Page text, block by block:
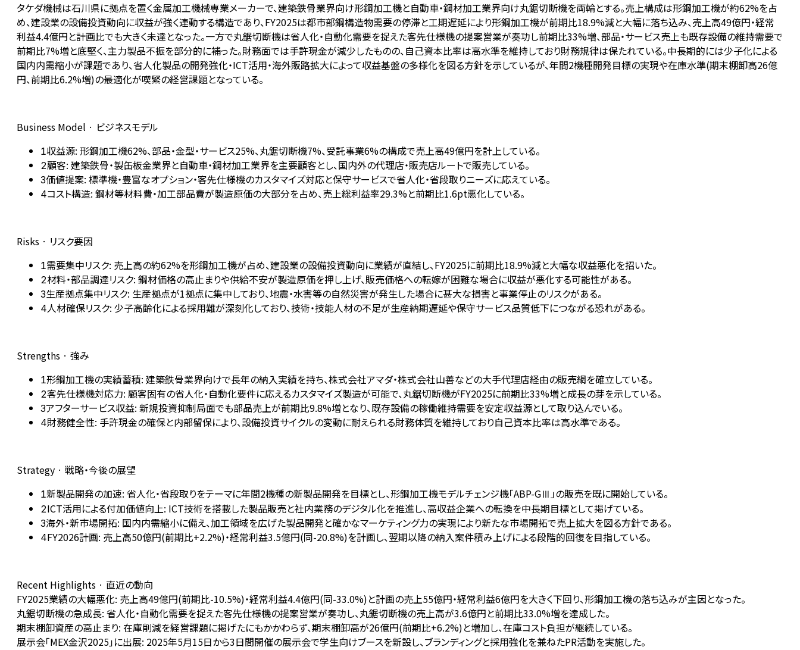
タケダ機械は石川県に拠点を置く金属加工機械専業メーカーで、建築鉄骨業界向け形鋼加工機と自動車・鋼材加工業界向け丸鋸切断機を両輪とする。売上構成は形鋼加工機が約62%を占
め、建設業の設備投資動向に収益が強く連動する構造であり、FY2025は都市部鋼構造物需要の停滞と工期遅延により形鋼加工機が前期比18.9%減と大幅に落ち込み、売上高49億円・経常
利益4.4億円と計画比でも大きく未達となった。一方で丸鋸切断機は省人化・自動化需要を捉えた客先仕様機の提案営業が奏功し前期比33%増、部品・サービス売上も既存設備の維持需要で
前期比7%増と底堅く、主力製品不振を部分的に補った。財務面では手許現金が減少したものの、自己資本比率は高水準を維持しており財務規律は保たれている。中長期的には少子化による
国内内需縮小が課題であり、省人化製品の開発強化・ICT活用・海外販路拡大によって収益基盤の多様化を図る方針を示しているが、年間2機種開発目標の実現や在庫水準(期末棚卸高26億
円、前期比6.2%増)の最適化が喫緊の経営課題となっている。
Business Model · ビジネスモデル
1収益源: 形鋼加工機62%、部品・金型・サービス25%、丸鋸切断機7%、受託事業6%の構成で売上高49億円を計上している。
2顧客: 建築鉄骨・製缶板金業界と自動車・鋼材加工業界を主要顧客とし、国内外の代理店・販売店ルートで販売している。
3価値提案: 標準機・豊富なオプション・客先仕様機のカスタマイズ対応と保守サービスで省人化・省段取りニーズに応えている。
4コスト構造: 鋼材等材料費・加工部品費が製造原価の大部分を占め、売上総利益率29.3%と前期比1.6pt悪化している。
Risks · リスク要因
1需要集中リスク: 売上高の約62%を形鋼加工機が占め、建設業の設備投資動向に業績が直結し、FY2025に前期比18.9%減と大幅な収益悪化を招いた。
2材料・部品調達リスク: 鋼材価格の高止まりや供給不安が製造原価を押し上げ、販売価格への転嫁が困難な場合に収益が悪化する可能性がある。
3生産拠点集中リスク: 生産拠点が1拠点に集中しており、地震・水害等の自然災害が発生した場合に甚大な損害と事業停止のリスクがある。
4人材確保リスク: 少子高齢化による採用難が深刻化しており、技術・技能人材の不足が生産納期遅延や保守サービス品質低下につながる恐れがある。
Strengths · 強み
1形鋼加工機の実績蓄積: 建築鉄骨業界向けで長年の納入実績を持ち、株式会社アマダ・株式会社山善などの大手代理店経由の販売網を確立している。
2客先仕様機対応力: 顧客固有の省人化・自動化要件に応えるカスタマイズ製造が可能で、丸鋸切断機がFY2025に前期比33%増と成長の芽を示している。
3アフターサービス収益: 新規投資抑制局面でも部品売上が前期比9.8%増となり、既存設備の稼働維持需要を安定収益源として取り込んでいる。
4財務健全性: 手許現金の確保と内部留保により、設備投資サイクルの変動に耐えられる財務体質を維持しており自己資本比率は高水準である。
Strategy · 戦略・今後の展望
1新製品開発の加速: 省人化・省段取りをテーマに年間2機種の新製品開発を目標とし、形鋼加工機モデルチェンジ機「ABP-GⅢ」の販売を既に開始している。
2ICT活用による付加価値向上: ICT技術を搭載した製品販売と社内業務のデジタル化を推進し、高収益企業への転換を中長期目標として掲げている。
3海外・新市場開拓: 国内内需縮小に備え、加工領域を広げた製品開発と確かなマーケティング力の実現により新たな市場開拓で売上拡大を図る方針である。
4FY2026計画: 売上高50億円(前期比+2.2%)・経常利益3.5億円(同-20.8%)を計画し、翌期以降の納入案件積み上げによる段階的回復を目指している。
Recent Highlights · 直近の動向
FY2025業績の大幅悪化: 売上高49億円(前期比-10.5%)・経常利益4.4億円(同-33.0%)と計画の売上55億円・経常利益6億円を大きく下回り、形鋼加工機の落ち込みが主因となった。
丸鋸切断機の急成長: 省人化・自動化需要を捉えた客先仕様機の提案営業が奏功し、丸鋸切断機の売上高が3.6億円と前期比33.0%増を達成した。
期末棚卸資産の高止まり: 在庫削減を経営課題に掲げたにもかかわらず、期末棚卸高が26億円(前期比+6.2%)と増加し、在庫コスト負担が継続している。
展示会「MEX金沢2025」に出展: 2025年5月15日から3日間開催の展示会で学生向けブースを新設し、ブランディングと採用強化を兼ねたPR活動を実施した。